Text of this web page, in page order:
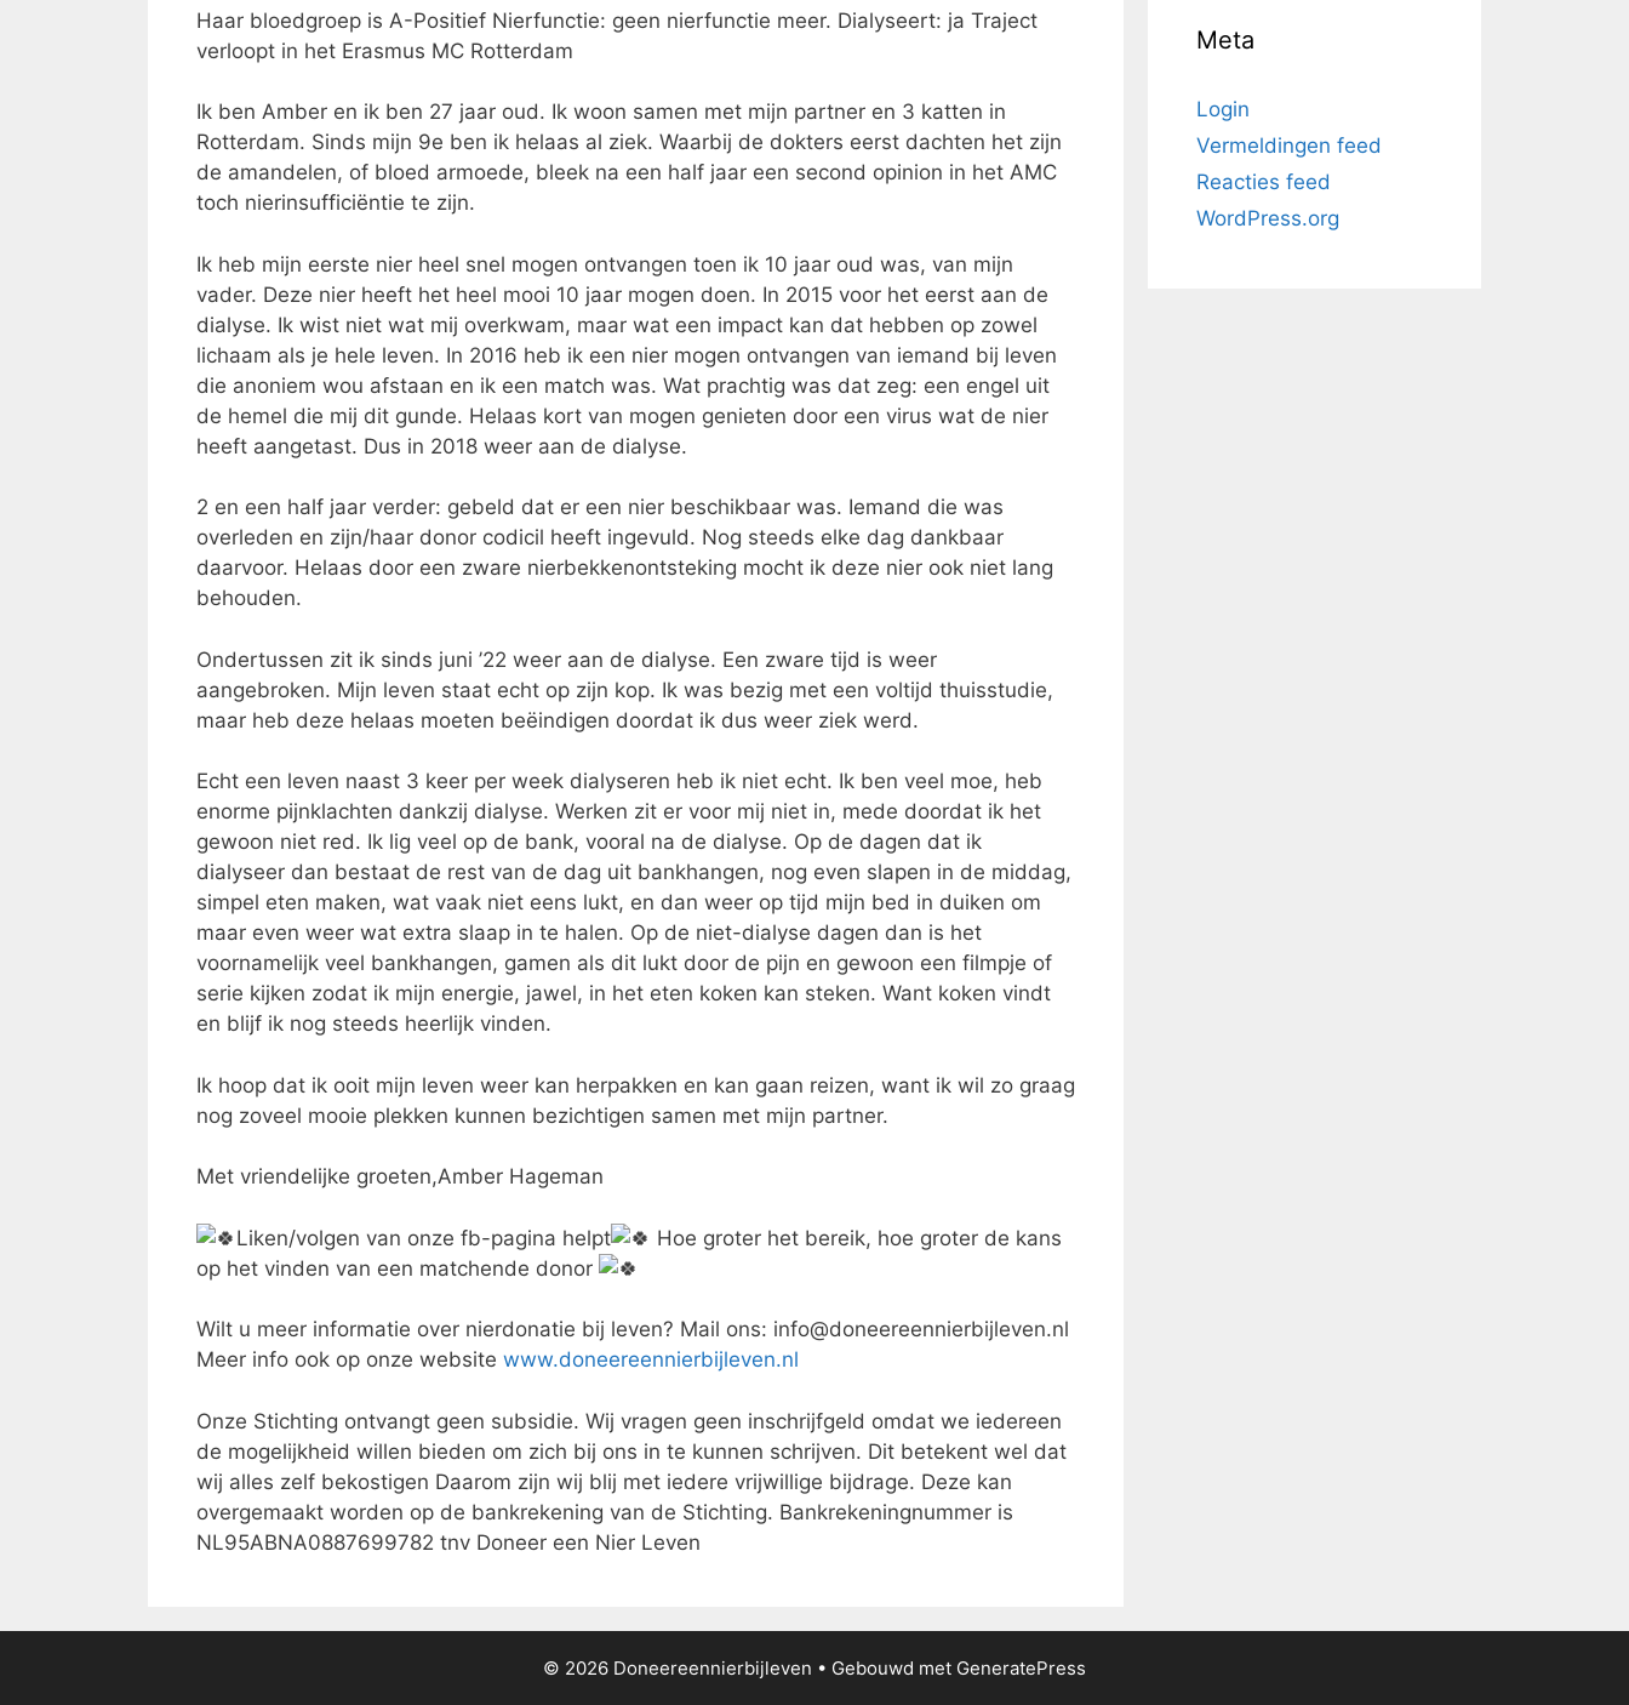
Haar bloedgroep is A-Positief Nierfunctie: geen nierfunctie meer. Dialyseert: ja Traject
verloopt in het Erasmus MC Rotterdam
Ik ben Amber en ik ben 27 jaar oud. Ik woon samen met mijn partner en 3 katten in
Rotterdam. Sinds mijn 9e ben ik helaas al ziek. Waarbij de dokters eerst dachten het zijn
de amandelen, of bloed armoede, bleek na een half jaar een second opinion in het AMC
toch nierinsufficiëntie te zijn.
Ik heb mijn eerste nier heel snel mogen ontvangen toen ik 10 jaar oud was, van mijn
vader. Deze nier heeft het heel mooi 10 jaar mogen doen. In 2015 voor het eerst aan de
dialyse. Ik wist niet wat mij overkwam, maar wat een impact kan dat hebben op zowel
lichaam als je hele leven. In 2016 heb ik een nier mogen ontvangen van iemand bij leven
die anoniem wou afstaan en ik een match was. Wat prachtig was dat zeg: een engel uit
de hemel die mij dit gunde. Helaas kort van mogen genieten door een virus wat de nier
heeft aangetast. Dus in 2018 weer aan de dialyse.
2 en een half jaar verder: gebeld dat er een nier beschikbaar was. Iemand die was
overleden en zijn/haar donor codicil heeft ingevuld. Nog steeds elke dag dankbaar
daarvoor. Helaas door een zware nierbekkenontsteking mocht ik deze nier ook niet lang
behouden.
Ondertussen zit ik sinds juni ’22 weer aan de dialyse. Een zware tijd is weer
aangebroken. Mijn leven staat echt op zijn kop. Ik was bezig met een voltijd thuisstudie,
maar heb deze helaas moeten beëindigen doordat ik dus weer ziek werd.
Echt een leven naast 3 keer per week dialyseren heb ik niet echt. Ik ben veel moe, heb
enorme pijnklachten dankzij dialyse. Werken zit er voor mij niet in, mede doordat ik het
gewoon niet red. Ik lig veel op de bank, vooral na de dialyse. Op de dagen dat ik
dialyseer dan bestaat de rest van de dag uit bankhangen, nog even slapen in de middag,
simpel eten maken, wat vaak niet eens lukt, en dan weer op tijd mijn bed in duiken om
maar even weer wat extra slaap in te halen. Op de niet-dialyse dagen dan is het
voornamelijk veel bankhangen, gamen als dit lukt door de pijn en gewoon een filmpje of
serie kijken zodat ik mijn energie, jawel, in het eten koken kan steken. Want koken vindt
en blijf ik nog steeds heerlijk vinden.
Ik hoop dat ik ooit mijn leven weer kan herpakken en kan gaan reizen, want ik wil zo graag
nog zoveel mooie plekken kunnen bezichtigen samen met mijn partner.
Met vriendelijke groeten,Amber Hageman
Liken/volgen van onze fb-pagina helpt
Hoe groter het bereik, hoe groter de kans
op het vinden van een matchende donor
Wilt u meer informatie over nierdonatie bij leven? Mail ons: info@doneereennierbijleven.nl
Meer info ook op onze website www.doneereennierbijleven.nl
Onze Stichting ontvangt geen subsidie. Wij vragen geen inschrijfgeld omdat we iedereen
de mogelijkheid willen bieden om zich bij ons in te kunnen schrijven. Dit betekent wel dat
wij alles zelf bekostigen Daarom zijn wij blij met iedere vrijwillige bijdrage. Deze kan
overgemaakt worden op de bankrekening van de Stichting. Bankrekeningnummer is
NL95ABNA0887699782 tnv Doneer een Nier Leven
Meta
Login
Vermeldingen feed
Reacties feed
WordPress.org
© 2026 Doneereennierbijleven • Gebouwd met GeneratePress